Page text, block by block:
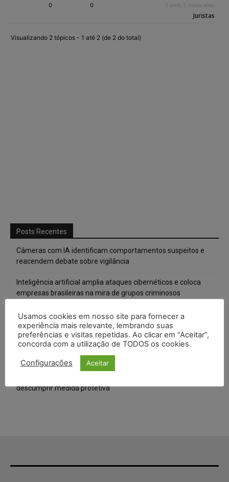
0 0 2 anos, 5 meses atrás
Juristas
Visualizando 2 tópicos - 1 até 2 (de 2 do total)
Posts Recentes
Câmeras com IA identificam comportamentos suspeitos e
reacendem debate sobre vigilância
Inteligência artificial amplia ataques cibernéticos e coloca
empresas brasileiras na mira de grupos criminosos
Nova lei aumenta penas para crimes de violência sexual contra
crianças e adolescentes na internet
Alemanha planeja reformar “minijobs” e ampliar contribuição
descumprir medida protetiva
Usamos cookies em nosso site para fornecer a
experiência mais relevante, lembrando suas
preferências e visitas repetidas. Ao clicar em “Aceitar”,
concorda com a utilização de TODOS os cookies.
Configurações Aceitar